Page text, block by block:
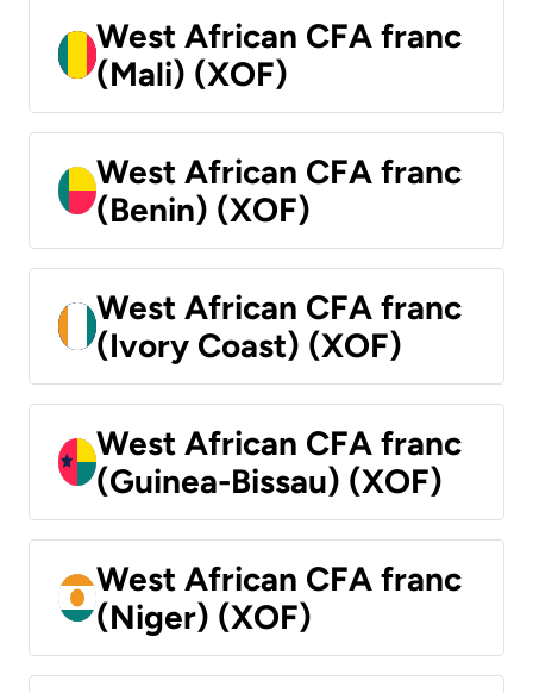
West African CFA franc
(Mali) (XOF)
West African CFA franc
(Benin) (XOF)
West African CFA franc
(Ivory Coast) (XOF)
West African CFA franc
(Guinea-Bissau) (XOF)
West African CFA franc
(Niger) (XOF)